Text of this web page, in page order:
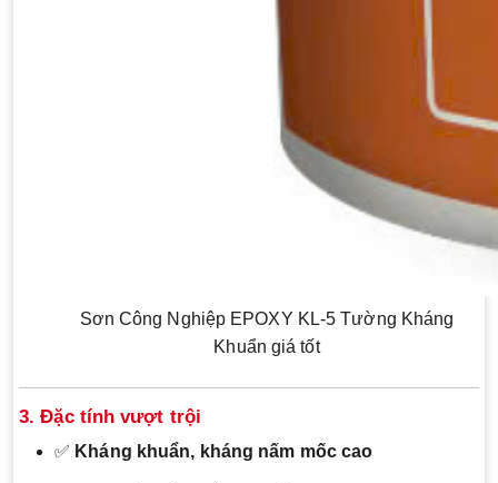
Sơn Công Nghiệp EPOXY KL-5 Tường Kháng
Khuẩn giá tốt
3. Đặc tính vượt trội
✅ Kháng khuẩn, kháng nấm mốc cao